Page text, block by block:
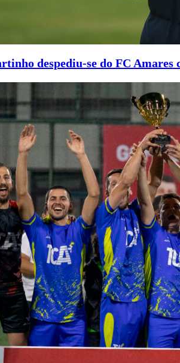
despediu-se do FC